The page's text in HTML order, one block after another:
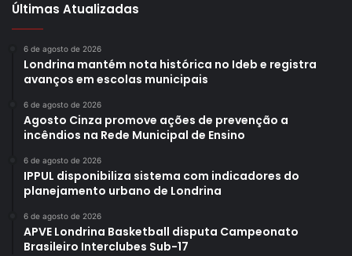
Últimas Atualizadas
6 de agosto de 2026
Londrina mantém nota histórica no Ideb e registra
avanços em escolas municipais
6 de agosto de 2026
Agosto Cinza promove ações de prevenção a
incêndios na Rede Municipal de Ensino
6 de agosto de 2026
IPPUL disponibiliza sistema com indicadores do
planejamento urbano de Londrina
6 de agosto de 2026
APVE Londrina Basketball disputa Campeonato
Brasileiro Interclubes Sub-17